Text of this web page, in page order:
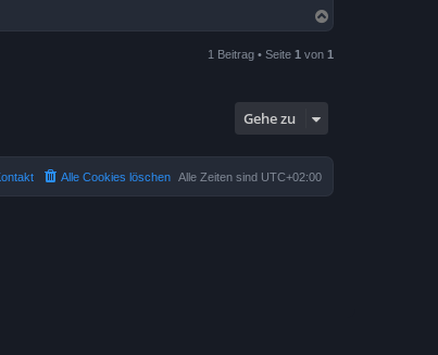
d
g
a
h
1 Beitrag • Seite 1 von 1
Gehe zu
Alle Zeiten sind UTC+02:00
Alle Cookies löschen